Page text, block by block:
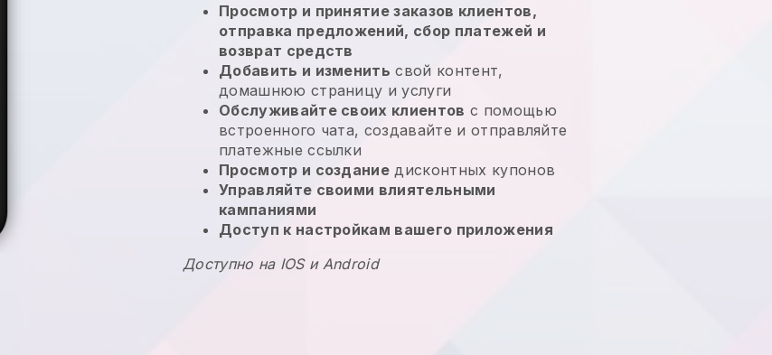
Просмотр и принятие заказов клиентов,
отправка предложений, сбор платежей и
возврат средств
Добавить и изменить свой контент,
домашнюю страницу и услуги
Обслуживайте своих клиентов с помощью
встроенного чата, создавайте и отправляйте
платежные ссылки
Просмотр и создание дисконтных купонов
Управляйте своими влиятельными
кампаниями
Доступ к настройкам вашего приложения
Доступно на IOS и Android